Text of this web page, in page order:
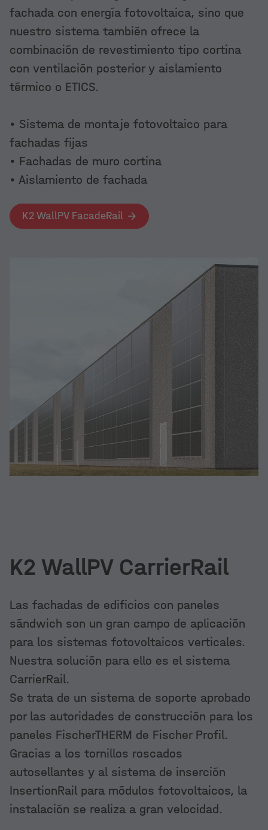
fachada con energía fotovoltaica, sino que
nuestro sistema también ofrece la
combinación de revestimiento tipo cortina
con ventilación posterior y aislamiento
térmico o ETICS.
• Sistema de montaje fotovoltaico para
fachadas fijas
• Fachadas de muro cortina
• Aislamiento de fachada
K2 WallPV FacadeRail
K2 WallPV CarrierRail
Las fachadas de edificios con paneles
sándwich son un gran campo de aplicación
para los sistemas fotovoltaicos verticales.
Nuestra solución para ello es el sistema
CarrierRail.
Se trata de un sistema de soporte aprobado
por las autoridades de construcción para los
paneles FischerTHERM de Fischer Profil.
Gracias a los tornillos roscados
autosellantes y al sistema de inserción
InsertionRail para módulos fotovoltaicos, la
instalación se realiza a gran velocidad.